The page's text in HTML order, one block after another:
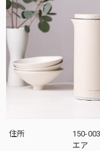
住所
150-
エア